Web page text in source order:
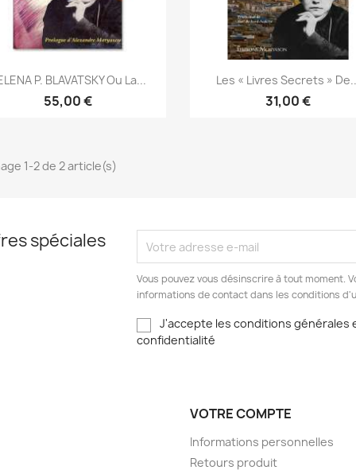
 Aperçu rapide
P. BLAVATSKY Ou La...
55,00 €
Aperçu rapide
Les « Livres Secrets »
31,00 €
1-2 de 2 article(s)
spéciales
Vous pouvez vous désinscrire à tout moment.
informations de contact dans les conditions
J'accepte les conditions générales
confidentialité
VOTRE COMPTE
Informations personnelles
Retours produit